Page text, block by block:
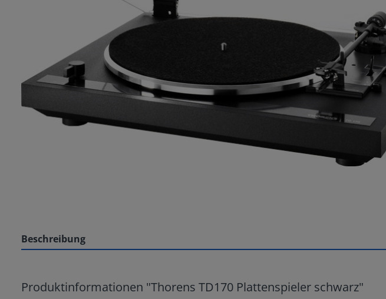
Beschreibung
Produktinformationen "Thorens TD170 Plattenspieler schwarz"